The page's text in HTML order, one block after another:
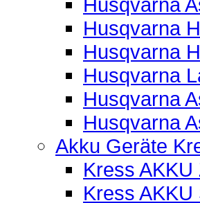
Husqvarna
Husqvarna
Husqvarna
Husqvarna
Husqvarna
Akku Geräte
Kress
Kress AKKU